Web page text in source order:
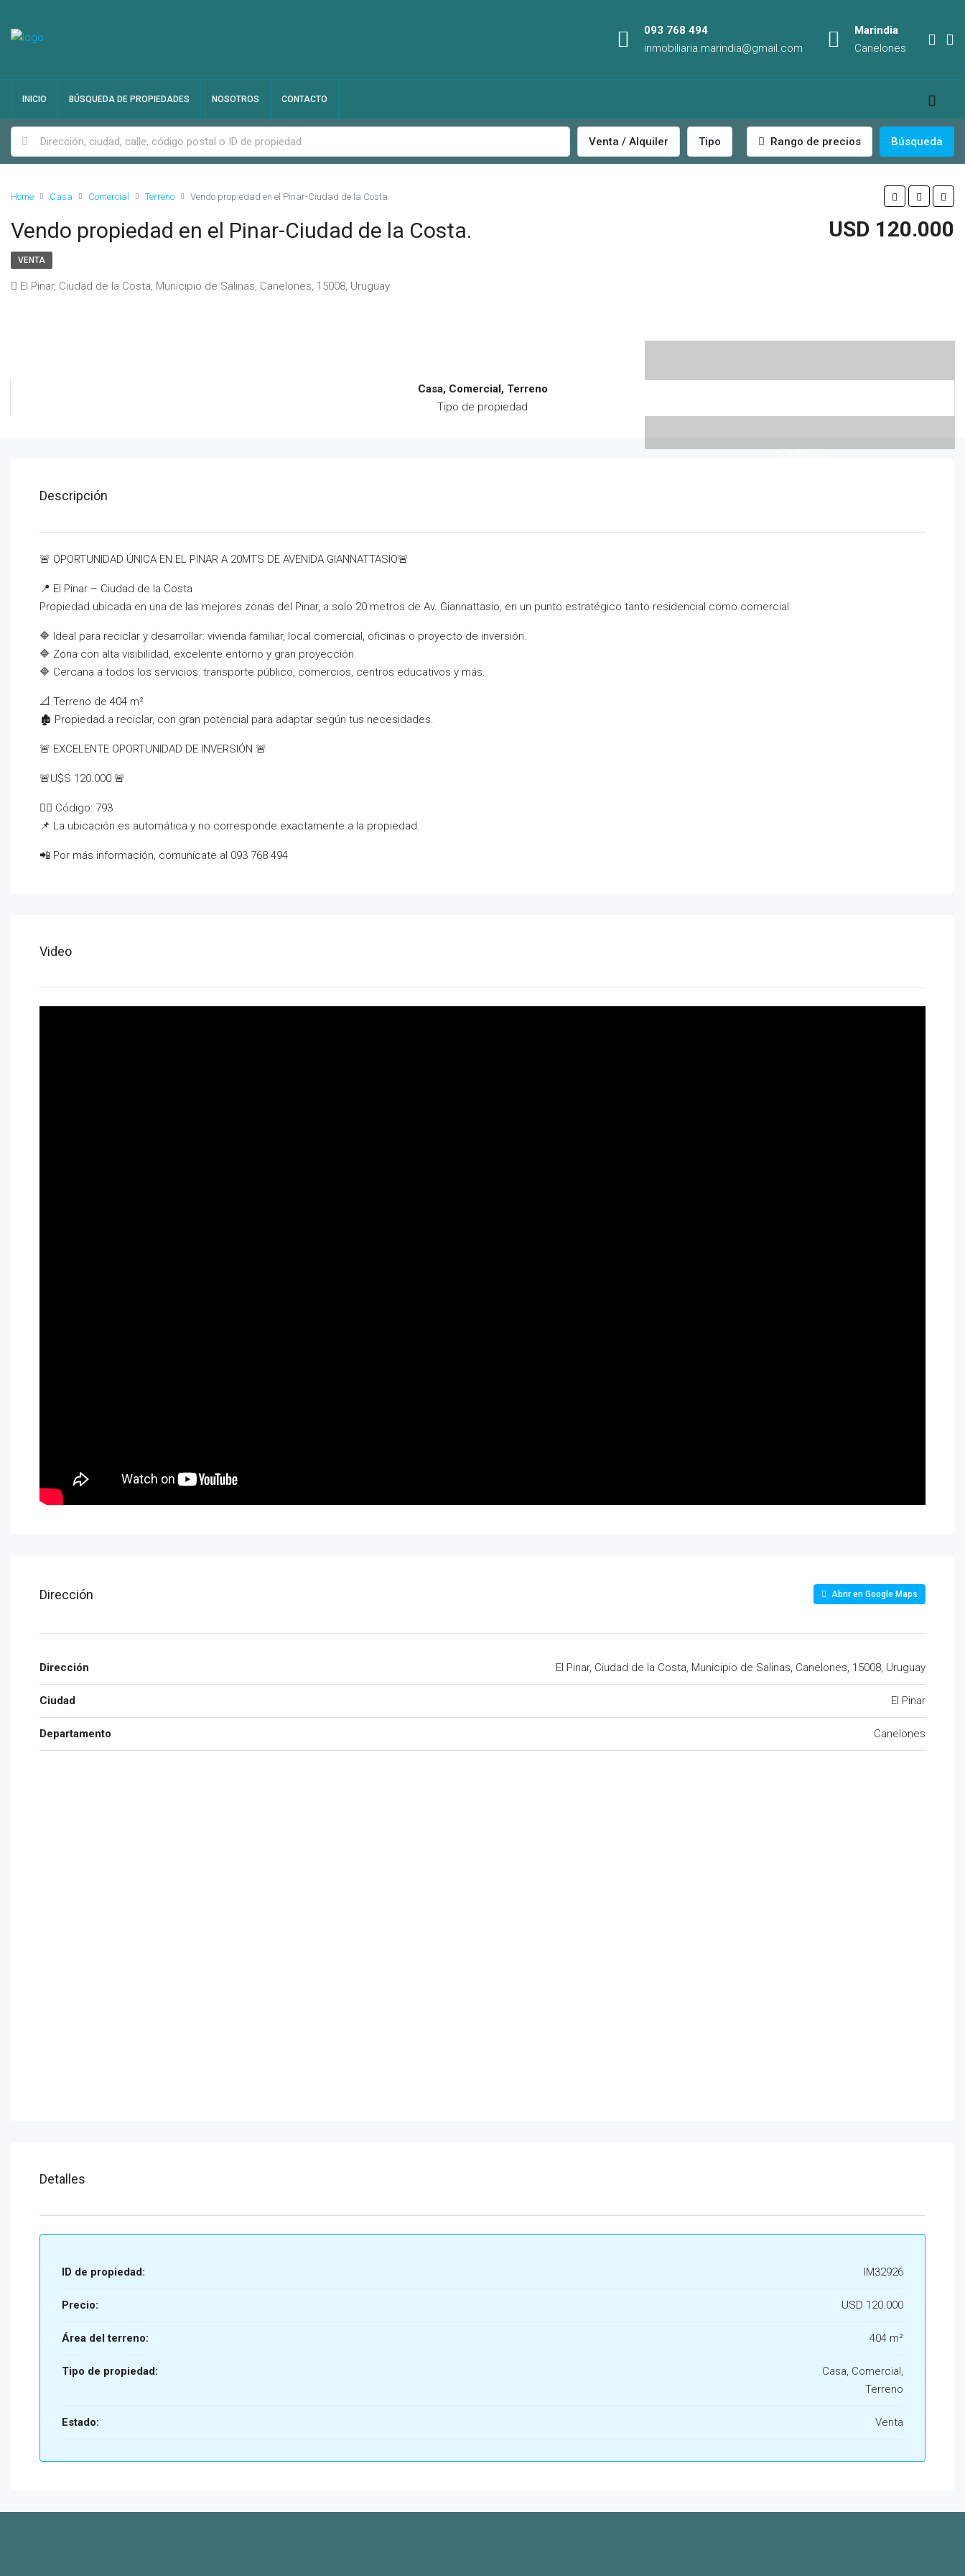
093 768 494
inmobiliaria.marindia@gmail.com
Marindia
Canelones
INICIO BÚSQUEDA DE PROPIEDADES NOSOTROS CONTACTO
Venta / Alquiler Tipo Rango de precios Búsqueda
Home Casa Comercial Terreno Vendo propiedad en el Pinar-Ciudad de la Costa.
Vendo propiedad en el Pinar-Ciudad de la Costa. USD 120.000
VENTA
El Pinar, Ciudad de la Costa, Municipio de Salinas, Canelones, 15008, Uruguay
Casa, Comercial, Terreno
Tipo de propiedad
Descripción
🚨 OPORTUNIDAD ÚNICA EN EL PINAR A 20MTS DE AVENIDA GIANNATTASIO🚨
📍 El Pinar – Ciudad de la Costa
Propiedad ubicada en una de las mejores zonas del Pinar, a solo 20 metros de Av. Giannattasio, en un punto estratégico tanto residencial como comercial.
🔷 Ideal para reciclar y desarrollar: vivienda familiar, local comercial, oficinas o proyecto de inversión.
🔷 Zona con alta visibilidad, excelente entorno y gran proyección.
🔷 Cercana a todos los servicios: transporte público, comercios, centros educativos y más.
📐 Terreno de 404 m²
🏚️ Propiedad a reciclar, con gran potencial para adaptar según tus necesidades.
🚨 EXCELENTE OPORTUNIDAD DE INVERSIÓN 🚨
🚨U$S 120.000 🚨
👉🏻 Código: 793
📌 La ubicación es automática y no corresponde exactamente a la propiedad.
📲 Por más información, comunícate al 093 768 494
Video
Dirección Abrir en Google Maps
Dirección El Pinar, Ciudad de la Costa, Municipio de Salinas, Canelones, 15008, Uruguay
Ciudad El Pinar
Departamento Canelones
Detalles
ID de propiedad: IM32926
Precio: USD 120.000
Área del terreno: 404 m²
Tipo de propiedad:
Casa, Comercial,
Terreno
Estado: Venta